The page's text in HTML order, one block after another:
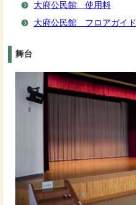
大府公民館 使用料
大府公民館 フロアガイド
舞台